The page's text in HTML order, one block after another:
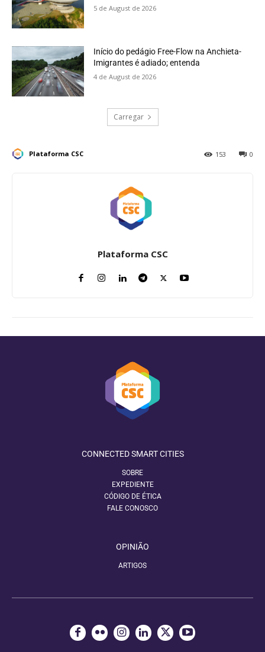
5 de August de 2026
Início do pedágio Free-Flow na Anchieta-
Imigrantes é adiado; entenda
4 de August de 2026
Carregar
Plataforma CSC 0
153
Plataforma CSC
CONNECTED SMART CITIES
SOBRE
EXPEDIENTE
CÓDIGO DE ÉTICA
FALE CONOSCO
OPINIÃO
ARTIGOS